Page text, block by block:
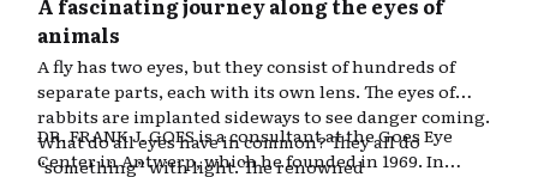
A fascinating journey along the eyes of
animals
A fly has two eyes, but they consist of hundreds of
separate parts, each with its own lens. The eyes of
rabbits are implanted sideways to see danger coming.
What do all eyes have in common? They all do
“something” with light. The renowned
DR. FRANK J. GOES is a consultant at the Goes Eye
Center in Antwerp, which he founded in 1969. In